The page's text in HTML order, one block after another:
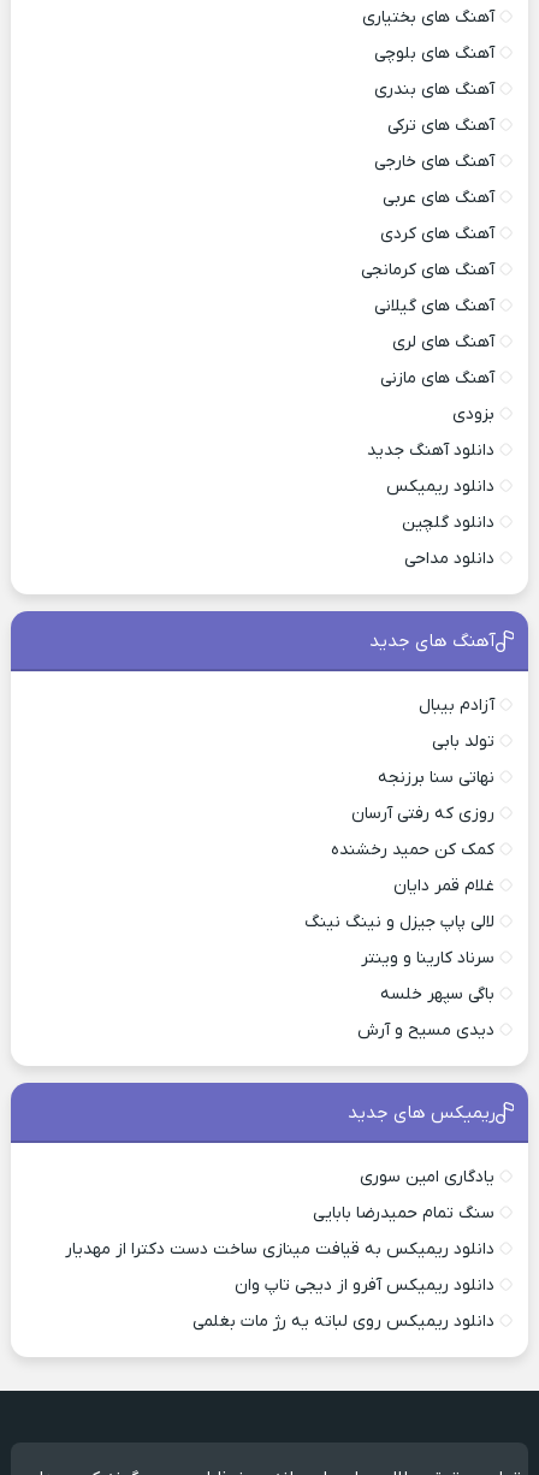
آهنگ های بختیاری
آهنگ های بلوچی
آهنگ های بندری
آهنگ های ترکی
آهنگ های خارجی
آهنگ های عربی
آهنگ های کردی
آهنگ های کرمانجی
آهنگ های گیلانی
آهنگ های لری
آهنگ های مازنی
بزودی
دانلود آهنگ جدید
دانلود ریمیکس
دانلود گلچین
دانلود مداحی
آهنگ های جدید
آزادم بیبال
تولد بابی
نهاتی سنا برزنجه
روزی که رفتی آرسان
کمک کن حمید رخشنده
غلام قمر دایان
لالی پاپ جیزل و نینگ نینگ
سرناد کارینا و وینتر
باگی سپهر خلسه
دیدی مسیح و آرش
ریمیکس های جدید
یادگاری امین سوری
سنگ تمام حمیدرضا بابایی
دانلود ریمیکس به قیافت مینازی ساخت دست دکترا از مهدیار
دانلود ریمیکس آفرو از ديجی تاپ وان
دانلود ریمیکس روی لباته یه رژ مات بغلمی